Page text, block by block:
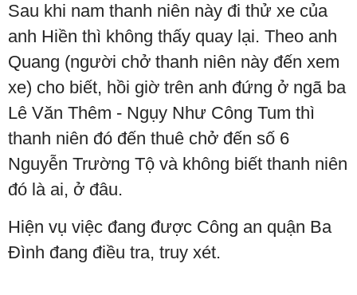
Sau khi nam thanh niên này đi thử xe của
anh Hiền thì không thấy quay lại. Theo anh
Quang (người chở thanh niên này đến xem
xe) cho biết, hồi giờ trên anh đứng ở ngã ba
Lê Văn Thêm - Ngụy Như Công Tum thì
thanh niên đó đến thuê chở đến số 6
Nguyễn Trường Tộ và không biết thanh niên
đó là ai, ở đâu.
Hiện vụ việc đang được Công an quận Ba
Đình đang điều tra, truy xét.